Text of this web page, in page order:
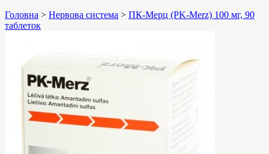
Головна > Нервова система > ПК-Мерц (PK-Merz) 100 мг, 90
таблеток